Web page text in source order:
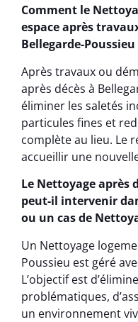
Comment le
espace après
Bellegarde-Poussieu
Après travaux ou
après décès à
éliminer les saletés
particules fines et
complète au lieu. Le
accueillir une
Le Nettoyage après
peut-il intervenir
ou un cas de
Un Nettoyage
Poussieu est géré
L’objectif est
problématiques,
un environnement